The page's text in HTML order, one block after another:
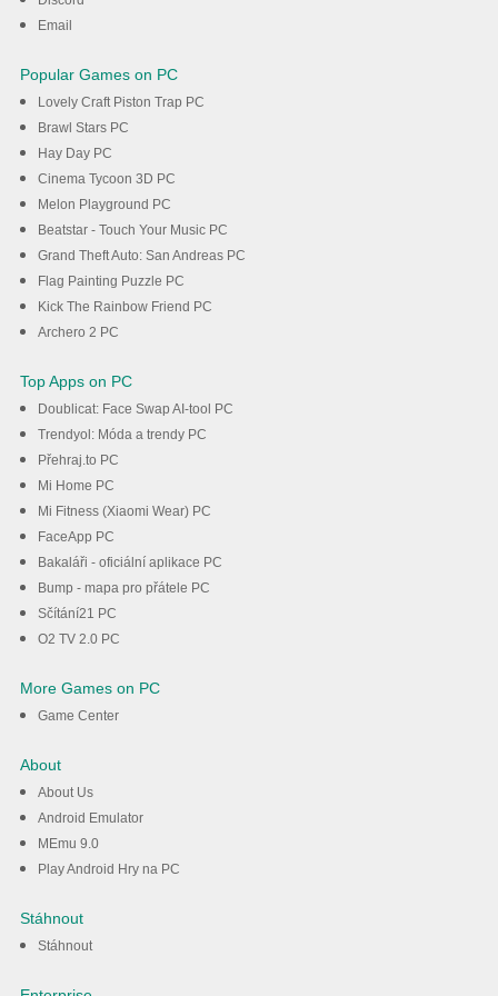
Email
Popular Games on PC
Lovely Craft Piston Trap PC
Brawl Stars PC
Hay Day PC
Cinema Tycoon 3D PC
Melon Playground PC
Beatstar - Touch Your Music PC
Grand Theft Auto: San Andreas PC
Flag Painting Puzzle PC
Kick The Rainbow Friend PC
Archero 2 PC
Top Apps on PC
Doublicat: Face Swap AI-tool PC
Trendyol: Móda a trendy PC
Přehraj.to PC
Mi Home PC
Mi Fitness (Xiaomi Wear) PC
FaceApp PC
Bakaláři - oficiální aplikace PC
Bump - mapa pro přátele PC
Sčítání21 PC
O2 TV 2.0 PC
More Games on PC
Game Center
About
About Us
Android Emulator
MEmu 9.0
Play Android Hry na PC
Stáhnout
Stáhnout